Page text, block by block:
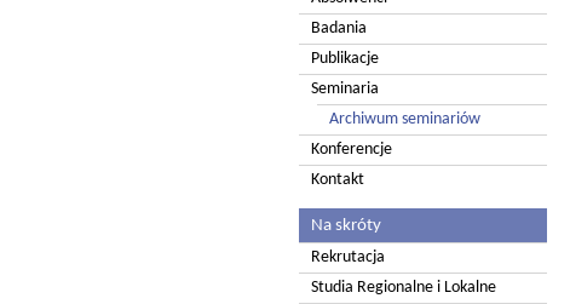
Badania
Publikacje
Seminaria
Archiwum seminariów
Konferencje
Kontakt
Na skróty
Rekrutacja
Studia Regionalne i Lokalne